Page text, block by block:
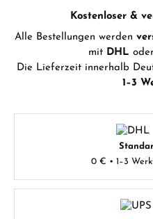
Kostenloser &
Alle Bestellungen werden
mit DHL oder
Die Lieferzeit innerhalb
1–3
0 € • 1–3